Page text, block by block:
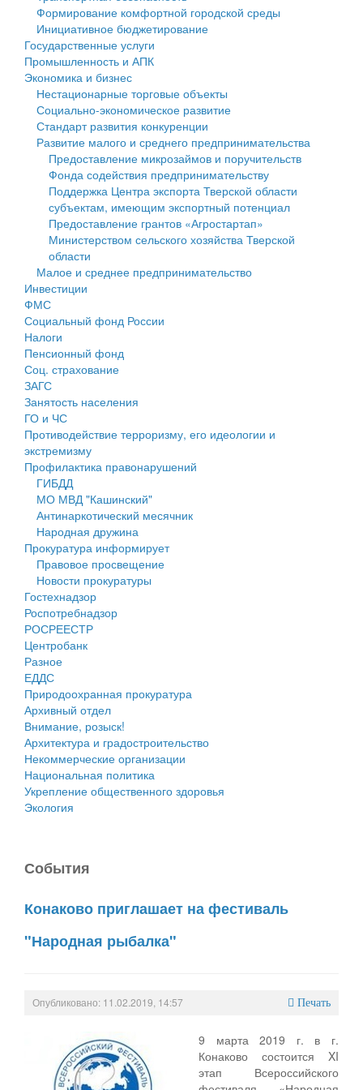
Государственные услуги
Промышленность и АПК
Экономика и бизнес
Символика
Устав
Гостям округа
Туризм
Культура
Образование
Здравоохранение
Социальная защита
Фотоальбом
муниципального округа Тверской области
Администрация Кашинского муниципального округа
Тверской области
Управление сельскими территориями
Открытые данные
Работа с обращениями граждан
Муниципальный контроль
Муниципальные услуги
Проекты административных регламентов
Антимонопольный комплаенс
Противодействие коррупции
Финансовое управление
Бюджет для граждан
Имущество
Выявление правообладателей ранее учтенных
объектов недвижимости
Имущественная поддержка субъектов малого и
среднего предпринимательства
Информационная поддержка субъектов малого и
среднего предпринимательства
Муниципальные программы
Контрольно-счетная палата
Персональные данные
Оценка регулирующего воздействия
Деятельность МУ
Нормативы градостроительного проектирования
Правила землепользования и застройки
Генеральные планы
Проекты планировки территории
Собрание депутатов
Городское поселение
Сельские поселения
Формирование комфортной городской среды
Инициативное бюджетирование
Государственные услуги
Промышленность и АПК
Экономика и бизнес
Нестационарные торговые объекты
Социально-экономическое развитие
Стандарт развития конкуренции
Развитие малого и среднего предпринимательства
Предоставление микрозаймов и поручительств
Фонда содействия предпринимательству
Поддержка Центра экспорта Тверской области
субъектам, имеющим экспортный потенциал
Предоставление грантов «Агростартап»
Министерством сельского хозяйства Тверской
области
Малое и среднее предпринимательство
Инвестиции
ФМС
Социальный фонд России
Налоги
Пенсионный фонд
Соц. страхование
ЗАГС
Занятость населения
ГО и ЧС
Противодействие терроризму, его идеологии и
экстремизму
Профилактика правонарушений
ГИБДД
МО МВД "Кашинский"
Антинаркотический месячник
Народная дружина
Прокуратура информирует
Правовое просвещение
Новости прокуратуры
Гостехнадзор
Роспотребнадзор
РОСРЕЕСТР
Центробанк
Разное
ЕДДС
Природоохранная прокуратура
Архивный отдел
Внимание, розыск!
Архитектура и градостроительство
Некоммерческие организации
Национальная политика
Укрепление общественного здоровья
Экология
События
Конаково приглашает на фестиваль
"Народная рыбалка"
Опубликовано: 11.02.2019, 14:57 Печать
9 марта 2019 г. в г.
Конаково состоится XI
этап Всероссийского